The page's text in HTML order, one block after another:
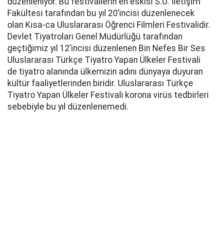
Fakültesi tarafından bu yıl 20’incisi düzenlenecek
olan Kısa-ca Uluslararası Öğrenci Filmleri Festivalidir.
Devlet Tiyatroları Genel Müdürlüğü tarafından
geçtiğimiz yıl 12’incisi düzenlenen Bin Nefes Bir Ses
Uluslararası Türkçe Tiyatro Yapan Ülkeler Festivali
de tiyatro alanında ülkemizin adını dünyaya duyuran
kültür faaliyetlerinden biridir. Uluslararası Türkçe
Tiyatro Yapan Ülkeler Festivali korona virüs tedbirleri
sebebiyle bu yıl düzenlenemedi.